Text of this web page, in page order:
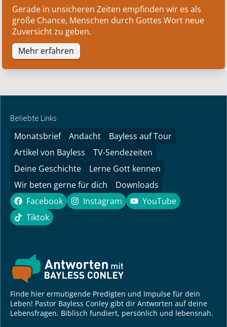
Gerade in unsicheren Zeiten empfinden wir es als
große Chance, Menschen durch Gottes Wort neue
Zuversicht zu geben.
Mehr erfahren
Beliebte Links
Monatsbrief Andacht
Bayless auf Tour
Artikel von Bayless
TV-Sendezeiten
Deine Geschichte
Lerne Gott kennen
Wir beten gerne für dich
Downloads
Facebook
Facebook Instagram
Instagram YouTube
YouTube
Tiktok
Tiktok
Finde hier ermutigende Predigten und Impulse für dein
Leben! Pastor Bayless Conley gibt dir Antworten auf deine
Lebensfragen. Biblisch fundiert, persönlich und lebensnah.